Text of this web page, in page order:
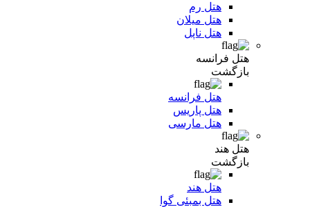
هتل رم
هتل میلان
هتل ناپل
هتل فرانسه
بازگشت
هتل فرانسه
هتل پاریس
هتل مارسی
هتل هند
بازگشت
هتل هند
هتل بمبئی گوا